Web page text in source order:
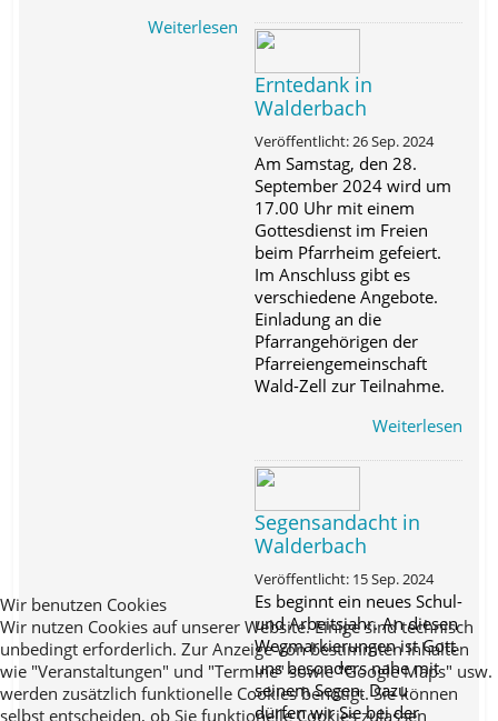
Weiterlesen
Erntedank in
Walderbach
Veröffentlicht: 26 Sep. 2024
Am Samstag, den 28.
September 2024 wird um
17.00 Uhr mit einem
Gottesdienst im Freien
beim Pfarrheim gefeiert.
Im Anschluss gibt es
verschiedene Angebote.
Einladung an die
Pfarrangehörigen der
Pfarreiengemeinschaft
Wald-Zell zur Teilnahme.
Weiterlesen
Segensandacht in
Walderbach
Veröffentlicht: 15 Sep. 2024
Es beginnt ein neues Schul-
und Arbeitsjahr. An diesen
Wegmarkierungen ist Gott
uns besonders nahe mit
seinem Segen. Dazu
dürfen wir Sie bei der
Wir benutzen Cookies
Wir nutzen Cookies auf unserer Website. Einige sind technisch
unbedingt erforderlich. Zur Anzeige von bestimmten Inhalten
wie "Veranstaltungen" und "Termine" sowie "Google Maps" usw.
werden zusätzlich funktionelle Cookies benötigt. Sie können
selbst entscheiden, ob Sie funktionelle Cookies zulassen